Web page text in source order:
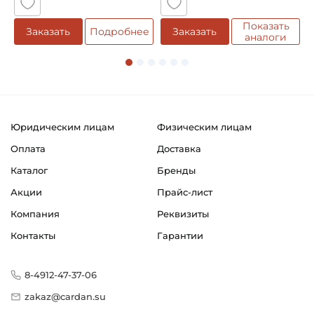
Смазка:
Возможность дополнительной смазки
Страна происхождения:
Заказать Подробнее Заказать
Показать
аналоги
Юридическим лицам
Физическим лицам
Оплата
Доставка
Каталог
Бренды
Акции
Прайс-лист
Компания
Реквизиты
Контакты
Гарантии
8-4912-47-37-06
zakaz@cardan.su